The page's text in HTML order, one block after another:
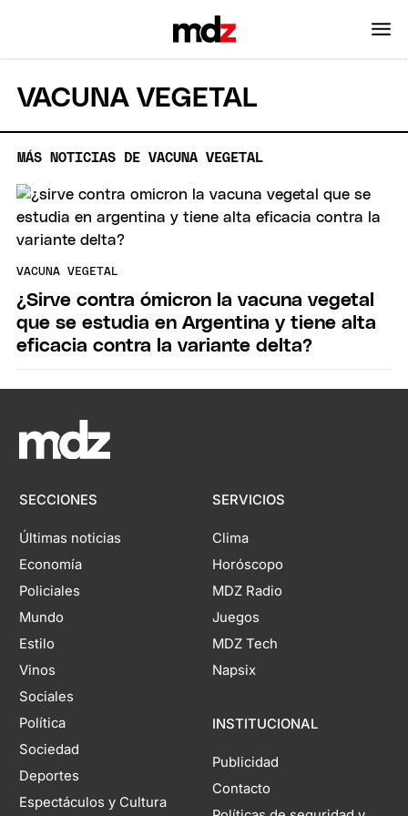
VACUNA VEGETAL
MÁS NOTICIAS DE VACUNA VEGETAL
VACUNA VEGETAL
¿Sirve contra ómicron la vacuna vegetal
que se estudia en Argentina y tiene alta
eficacia contra la variante delta?
SECCIONES
Últimas noticias
Economía
Policiales
Mundo
Estilo
Vinos
Sociales
Política
Sociedad
Deportes
Espectáculos y Cultura
SERVICIOS
Clima
Horóscopo
MDZ Radio
Juegos
MDZ Tech
Napsix
INSTITUCIONAL
Publicidad
Contacto